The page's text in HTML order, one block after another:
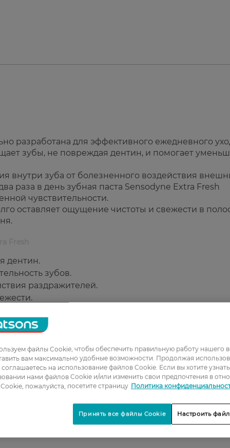
разработана для эффективного ежедневного
зубы, не повреждая дентин, и помогает
внутри зуба от болезненного воздействия
раза в день зубная паста Sensodyne Extra Fresh
чувствительности.
оставляет ощущение чистоты и свежести в
дентин.
зубов.
раздражителей.
два раза в день для эффективного ухода за
по применению, указанным на
файлы Cookie, чтобы обеспечить правильную работу нашего
вам максимально удобные возможности. Продолжая
соглашаетесь на использование файлов Cookie. Если вы хотите
нами файлов Cookie и/или изменить свои предпочтения в
пожалуйста, посетите страницу Политика
Настроить
Принять все файлы Cookie